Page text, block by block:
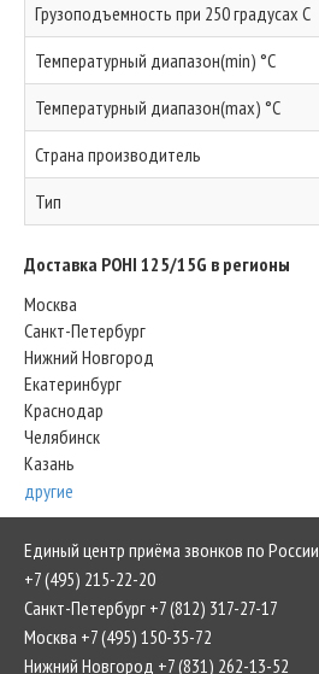
Грузоподъемность при 250 градусах С
Температурный диапазон(min) °C
Температурный диапазон(max) °C
Страна производитель
Тип
Доставка POHI 125/15G в регионы
Москва
Санкт-Петербург
Нижний Новгород
Екатеринбург
Краснодар
Челябинск
Казань
другие
Единый центр приёма звонков по России
+7 (495) 215-22-20
Санкт-Петербург +7 (812) 317-27-17
Москва +7 (495) 150-35-72
Нижний Новгород +7 (831) 262-13-52